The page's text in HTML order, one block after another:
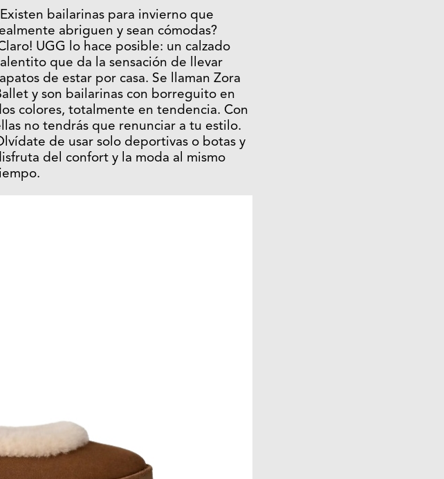
bailarinas para invierno que
abriguen y sean cómodas?
UGG lo hace posible: un calzado
que da la sensación de llevar
de estar por casa. Se llaman Zora
y son bailarinas con borreguito en
colores, totalmente en tendencia. Con
no tendrás que renunciar a tu estilo.
de usar solo deportivas o botas y
del confort y la moda al mismo